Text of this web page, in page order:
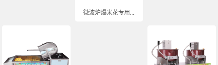
微波炉爆米花专用...